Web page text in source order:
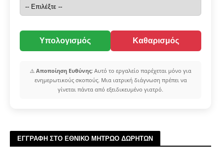
Υπολογισμός Καθαρισμός
⚠️ Αποποίηση Ευθύνης: Αυτό το εργαλείο παρέχεται μόνο για
ενημερωτικούς σκοπούς. Μια ιατρική διάγνωση πρέπει να
γίνεται πάντα από εξειδικευμένο γιατρό.
ΕΓΓΡΑΦΗ ΣΤΟ ΕΘΝΙΚΟ ΜΗΤΡΩΟ ΔΩΡΗΤΩΝ